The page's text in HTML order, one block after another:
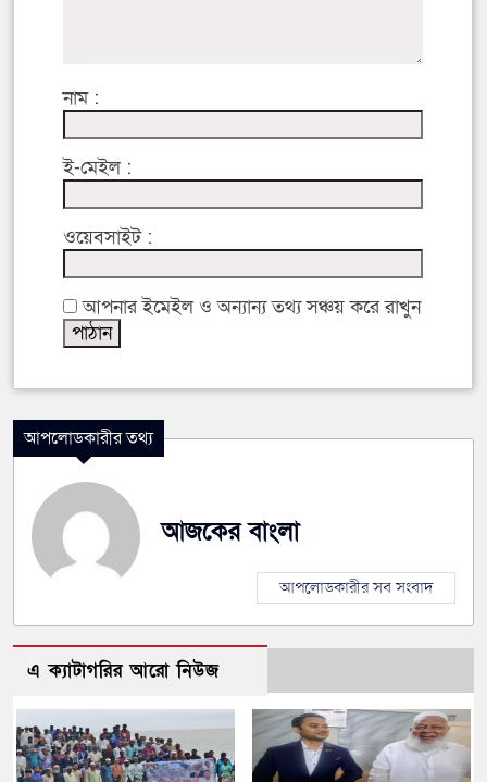
নাম :
ই-মেইল :
ওয়েবসাইট :
আপনার ইমেইল ও অন্যান্য তথ্য সঞ্চয় করে রাখুন
আপলোডকারীর তথ্য
আজকের বাংলা
আপলোডকারীর সব সংবাদ
এ ক্যাটাগরির আরো নিউজ